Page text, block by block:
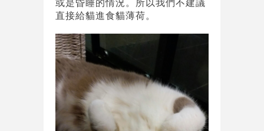
或是昏睡的情況。所以我們不建議
直接給貓進食貓薄荷。